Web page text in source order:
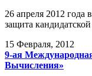
26 апреля 2012
защита
15 Февраля, 2012
9-ая
Вычисления»